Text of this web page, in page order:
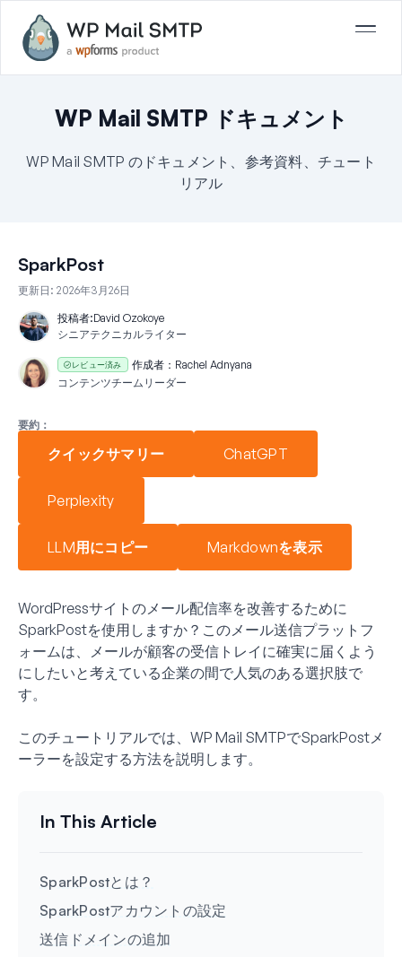
WP Mail SMTP ドキュメント
WP Mail SMTP のドキュメント、参考資料、チュート
リアル
SparkPost
更新日: 2026年3月26日
投稿者:David Ozokoye
シニアテクニカルライター
レビュー済み 作成者： Rachel Adnyana
コンテンツチームリーダー
要約：
クイックサマリー ChatGPT
Perplexity
LLM用にコピー Markdownを表示
WordPressサイトのメール配信率を改善するために
SparkPostを使用しますか？このメール送信プラットフ
ォームは、メールが顧客の受信トレイに確実に届くよう
にしたいと考えている企業の間で人気のある選択肢で
す。
このチュートリアルでは、WP Mail SMTPでSparkPostメ
ーラーを設定する方法を説明します。
SparkPostとは？
SparkPostアカウントの設定
送信ドメインの追加